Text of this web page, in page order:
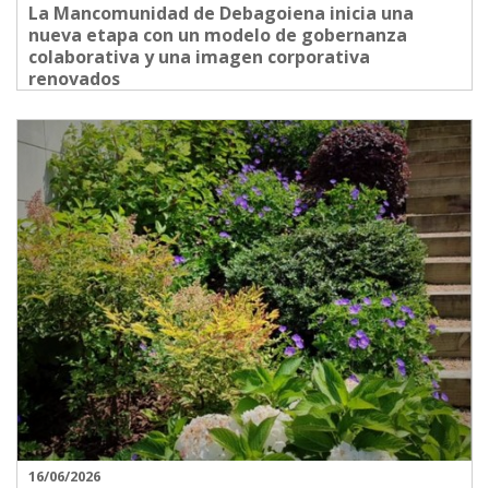
La Mancomunidad de Debagoiena inicia una
nueva etapa con un modelo de gobernanza
colaborativa y una imagen corporativa
renovados
16/06/2026